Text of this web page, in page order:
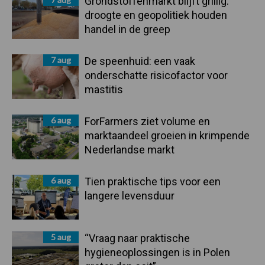
droogte en geopolitiek houden
handel in de greep
7 aug
De speenhuid: een vaak
onderschatte risicofactor voor
mastitis
6 aug
ForFarmers ziet volume en
marktaandeel groeien in krimpende
Nederlandse markt
6 aug
Tien praktische tips voor een
langere levensduur
5 aug
“Vraag naar praktische
hygieneoplossingen is in Polen